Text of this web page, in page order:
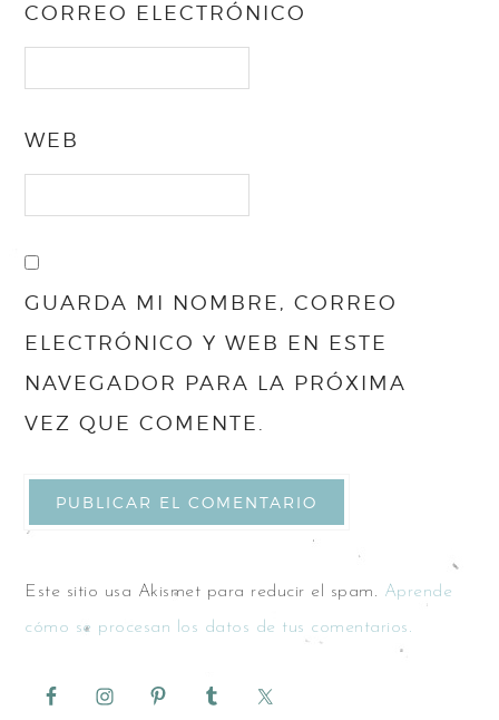
CORREO ELECTRÓNICO
WEB
GUARDA MI NOMBRE, CORREO
ELECTRÓNICO Y WEB EN ESTE
NAVEGADOR PARA LA PRÓXIMA
VEZ QUE COMENTE.
Este sitio usa Akismet para reducir el spam. Aprende
cómo se procesan los datos de tus comentarios.